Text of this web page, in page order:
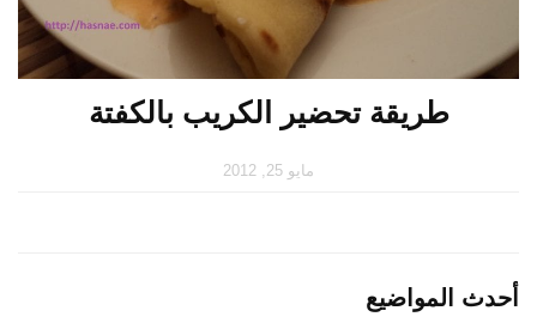
طريقة تحضير الكريب بالكفتة
مايو 25, 2012
أحدث المواضيع